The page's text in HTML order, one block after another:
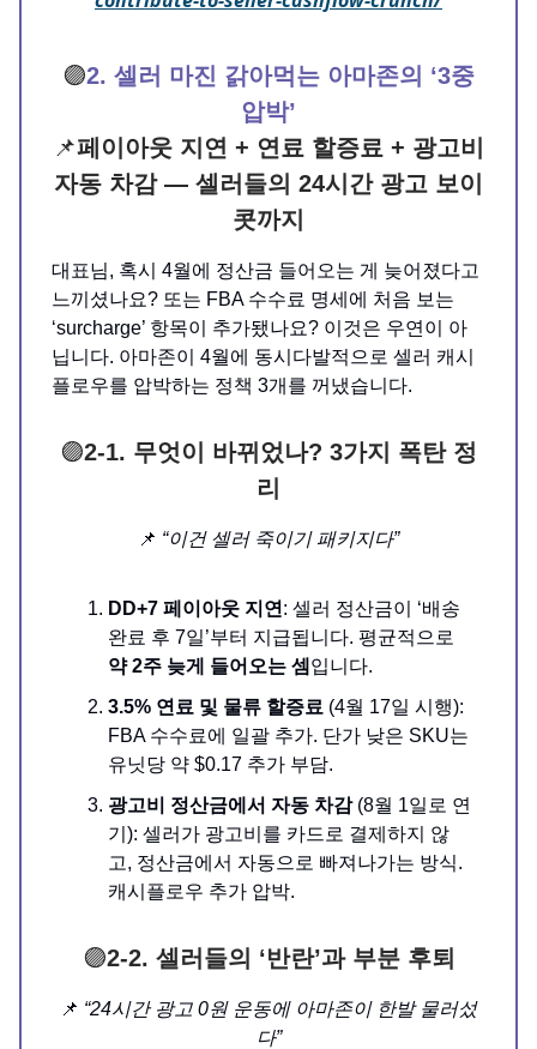
🟣2. 셀러 마진 갉아먹는 아마존의 ‘3중
압박’
📌페이아웃 지연 + 연료 할증료 + 광고비
자동 차감 — 셀러들의 24시간 광고 보이
콧까지
대표님, 혹시 4월에 정산금 들어오는 게 늦어졌다고
느끼셨나요? 또는 FBA 수수료 명세에 처음 보는
‘surcharge’ 항목이 추가됐나요? 이것은 우연이 아
닙니다. 아마존이 4월에 동시다발적으로 셀러 캐시
플로우를 압박하는 정책 3개를 꺼냈습니다.
🟣2-1. 무엇이 바뀌었나? 3가지 폭탄 정
리
📌 “이건 셀러 죽이기 패키지다”
DD+7 페이아웃 지연 : 셀러 정산금이 ‘배송
완료 후 7일’부터 지급됩니다. 평균적으로
약 2주 늦게 들어오는 셈 입니다.
3.5% 연료 및 물류 할증료 (4월 17일 시행):
FBA 수수료에 일괄 추가. 단가 낮은 SKU는
유닛당 약 $0.17 추가 부담.
광고비 정산금에서 자동 차감(8월 1일로 연
기): 셀러가 광고비를 카드로 결제하지 않
고, 정산금에서 자동으로 빠져나가는 방식.
캐시플로우 추가 압박.
🟣2-2. 셀러들의 ‘반란’과 부분 후퇴
📌 “24시간 광고 0원 운동에 아마존이 한발 물러섰
다”